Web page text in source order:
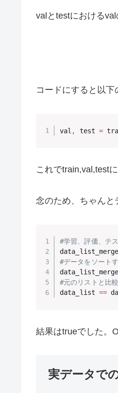
valとtestにおけるval
コードにすると以下
val , test =
これでtrain,val,test
念のため、ちゃんと
#学習、評価、テ
#データをソート
data_list_merge
#元のリストと比較
data_list ==
結果はtrueでした。
実データで